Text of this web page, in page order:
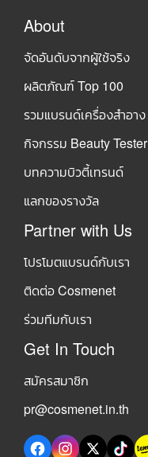
About
จัดอันดับจากผู้ใช้จริง
ผลิตภัณฑ์ Top 100
รวมแบรนด์เครื่องสำอาง
กิจกรรม Beauty Tester
บทความบิวตี้เทรนด์
แลกของรางวัล
Partner with Us
โปรโมตแบรนด์กับเรา
ติดต่อ Cosmenet
ร่วมทีมกับเรา
Get In Touch
สมัครสมาชิก
pr@cosmenet.in.th